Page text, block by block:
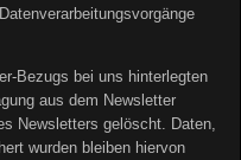
Bezugs bei uns hinterlegten
aus dem Newsletter
Newsletters gelöscht. Daten,
wurden bleiben hiervon